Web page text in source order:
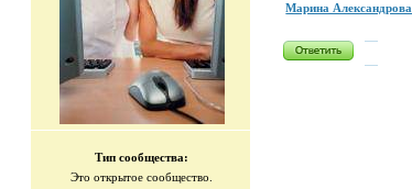
Тип сообщества:
Это открытое сообщество.
Марина Александрова